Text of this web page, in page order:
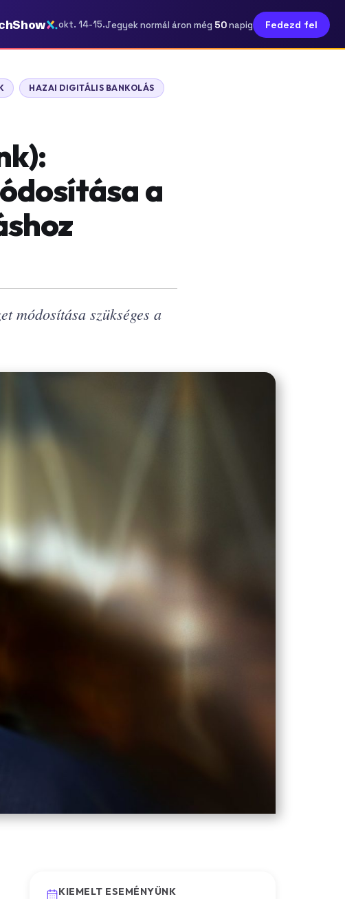
okt. 14-15.Jegyek normál áron még 50napig Fedezd fel
HAZAI DIGITÁLIS BANKOLÁS
a
módosítása szükséges a
KIEMELT ESEMÉNYÜNK